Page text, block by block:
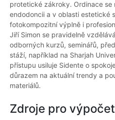
protetické zákroky. Ordinace se
endodoncii a v oblasti estetické
fotokompozitní výplně i
Jiří Simon se pravidelně
odborných kurzů, seminářů,
stáží, například na Sharjah
přístupu usiluje Sidente o
důrazem na aktuální trendy a
materiálů.
Zdroje pro